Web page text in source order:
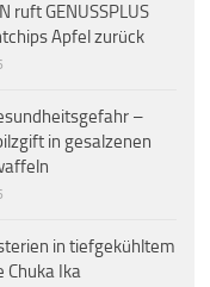
ruft GENUSSPLUS
Apfel zurück
–
in gesalzenen
in tiefgekühltem
Chuka Ika